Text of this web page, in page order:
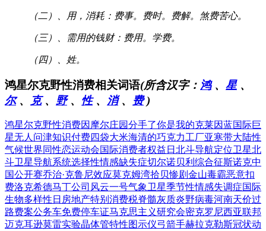
（二）、用，消耗：费事。费时。费解。煞费苦心。
（三）、需用的钱财：费用。学费。
（四）、姓。
鸿星尔克野性消费相关词语(所含汉字： 鸿、 星、
尔、 克、 野、 性、 消、 费)
鸿星尔克野性消费因摩尔庄园分手了你是我的克莱因蓝国际巨
星无人问津知识付费四袋大米海清的巧克力工厂亚寒带大陆性
气候世界同性恋运动会国际消费者权益日 北斗导航定位卫星北
斗卫星导航系统选择性情感缺失症切尔诺贝利综合征斯诺克中
国公开赛乔治·克鲁尼效应莫克姆湾拾贝惨剧金山毒霸恶意扣
费洛克希德马丁公司 风云一号气象卫星季节性情感失调症国际
生物多样性日 房地产特别消费税脊髓灰质炎野病毒河南天价过
路费案公务车免费停车证马克思主义研究会密克罗尼西亚联邦
迈克耳逊莫雷实验晶体管特性图示仪弓箭手赫拉克勒斯冠状动